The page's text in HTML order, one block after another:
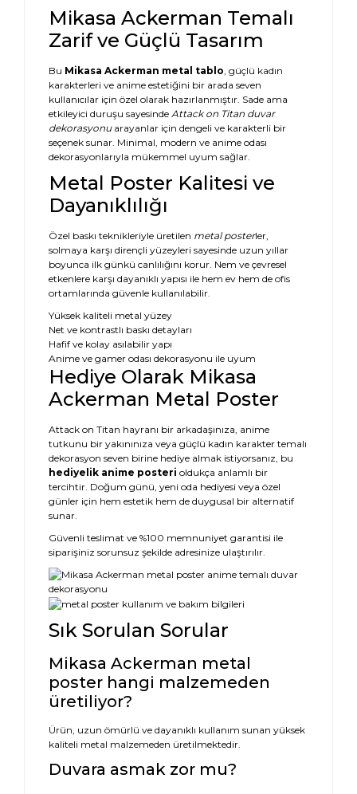
Mikasa Ackerman Temalı
Zarif ve Güçlü Tasarım
Bu Mikasa Ackerman metal tablo, güçlü kadın
karakterleri ve anime estetiğini bir arada seven
kullanıcılar için özel olarak hazırlanmıştır. Sade ama
etkileyici duruşu sayesinde Attack on Titan duvar
dekorasyonuarayanlar için dengeli ve karakterli bir
seçenek sunar. Minimal, modern ve anime odası
dekorasyonlarıyla mükemmel uyum sağlar.
Metal Poster Kalitesi ve
Dayanıklılığı
Özel baskı teknikleriyle üretilen metal posterler,
solmaya karşı dirençli yüzeyleri sayesinde uzun yıllar
boyunca ilk günkü canlılığını korur. Nem ve çevresel
etkenlere karşı dayanıklı yapısı ile hem ev hem de ofis
ortamlarında güvenle kullanılabilir.
Yüksek kaliteli metal yüzey
Net ve kontrastlı baskı detayları
Hafif ve kolay asılabilir yapı
Anime ve gamer odası dekorasyonu ile uyum
Hediye Olarak Mikasa
Ackerman Metal Poster
Attack on Titan hayranı bir arkadaşınıza, anime
tutkunu bir yakınınıza veya güçlü kadın karakter temalı
dekorasyon seven birine hediye almak istiyorsanız, bu
hediyelik anime posteri oldukça anlamlı bir
tercihtir. Doğum günü, yeni oda hediyesi veya özel
günler için hem estetik hem de duygusal bir alternatif
sunar.
Güvenli teslimat ve %100 memnuniyet garantisi ile
siparişiniz sorunsuz şekilde adresinize ulaştırılır.
Sık Sorulan Sorular
Mikasa Ackerman metal
poster hangi malzemeden
üretiliyor?
Ürün, uzun ömürlü ve dayanıklı kullanım sunan yüksek
kaliteli metal malzemeden üretilmektedir.
Duvara asmak zor mu?